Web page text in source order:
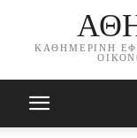
ΚΑΘΗΜΕΡΙΝΗ